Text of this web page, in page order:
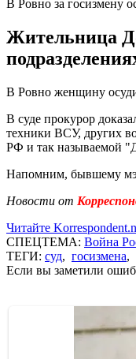
В Ровно за госизмену
Жительница
В Ровно женщину
В суде прокурор
техники ВСУ, других
РФ и так называемой
Напомним, бывшему
Новости от
Читайте
СПЕЦТЕМА: Война
ТЕГИ: суд, госизмена,
Если вы заметили